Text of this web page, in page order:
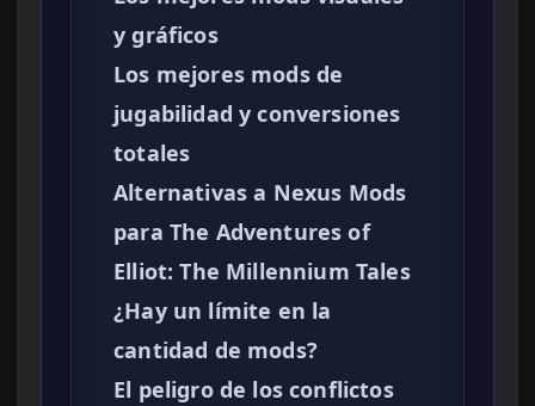
y gráficos
Los mejores mods de
jugabilidad y conversiones
totales
Alternativas a Nexus Mods
para The Adventures of
Elliot: The Millennium Tales
¿Hay un límite en la
cantidad de mods?
El peligro de los conflictos